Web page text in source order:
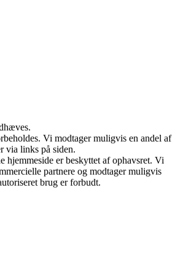
Vi modtager muligvis en andel af
via links på siden.
hjemmeside er beskyttet af ophavsret. Vi
partnere og modtager muligvis
brug er forbudt.